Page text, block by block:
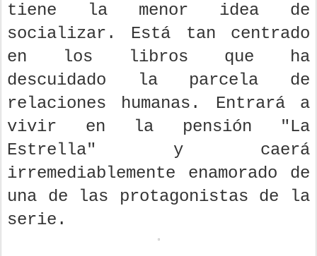
tiene la menor idea de
socializar. Está tan centrado
en los libros que ha
descuidado la parcela de
relaciones humanas. Entrará a
vivir en la pensión "La
Estrella" y caerá
irremediablemente enamorado de
una de las protagonistas de la
serie.